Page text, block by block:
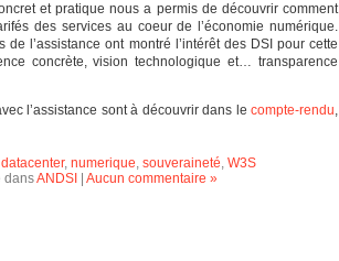
et pratique nous a permis de découvrir comment
des services au coeur de l’économie numérique.
de l’assistance ont montré l’intérêt des DSI pour cette
concrète, vision technologique et… transparence
l’assistance sont à découvrir dans le compte-rendu,
datacenter, numerique, souveraineté, W3S
dansANDSI Aucun commentaire »